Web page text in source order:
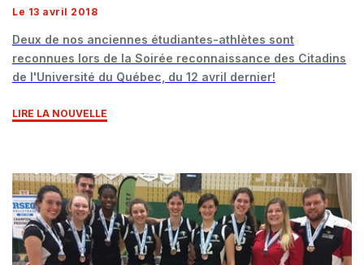
Le 13 avril 2018
Deux de nos anciennes étudiantes-athlètes sont
reconnues lors de la Soirée reconnaissance des Citadins
de l'Université du Québec, du 12 avril dernier!
LIRE LA NOUVELLE